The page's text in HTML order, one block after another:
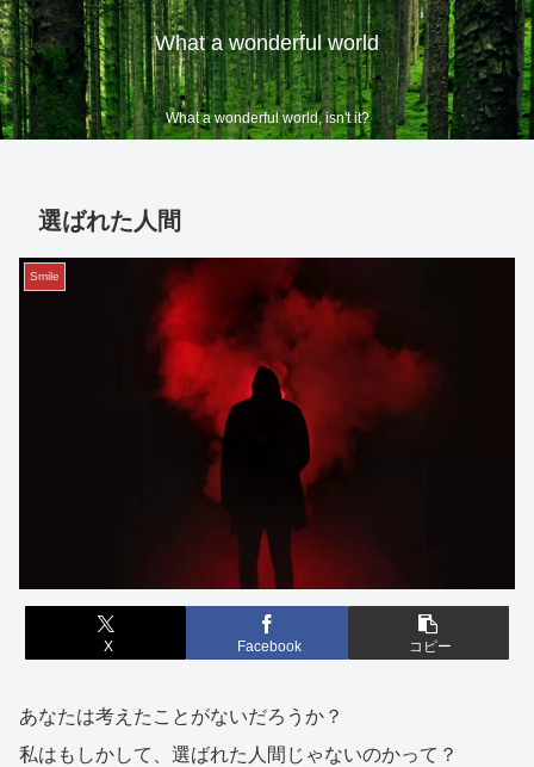
What a wonderful world
What a wonderful world, isn't it?
選ばれた人間
Smile
X Facebook コピー
あなたは考えたことがないだろうか？
私はもしかして、選ばれた人間じゃないのかって？